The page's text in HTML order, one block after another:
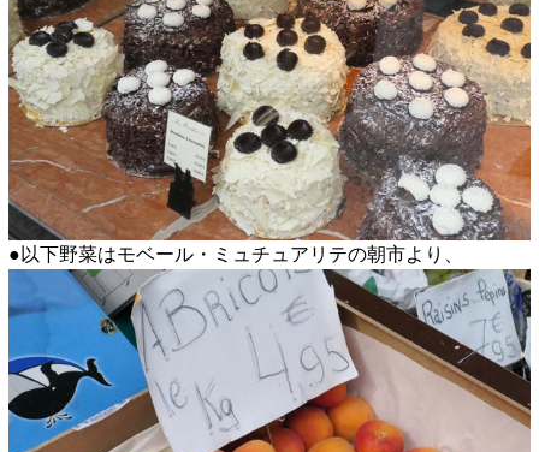
●以下野菜はモベール・ミュチュアリテの朝市より、